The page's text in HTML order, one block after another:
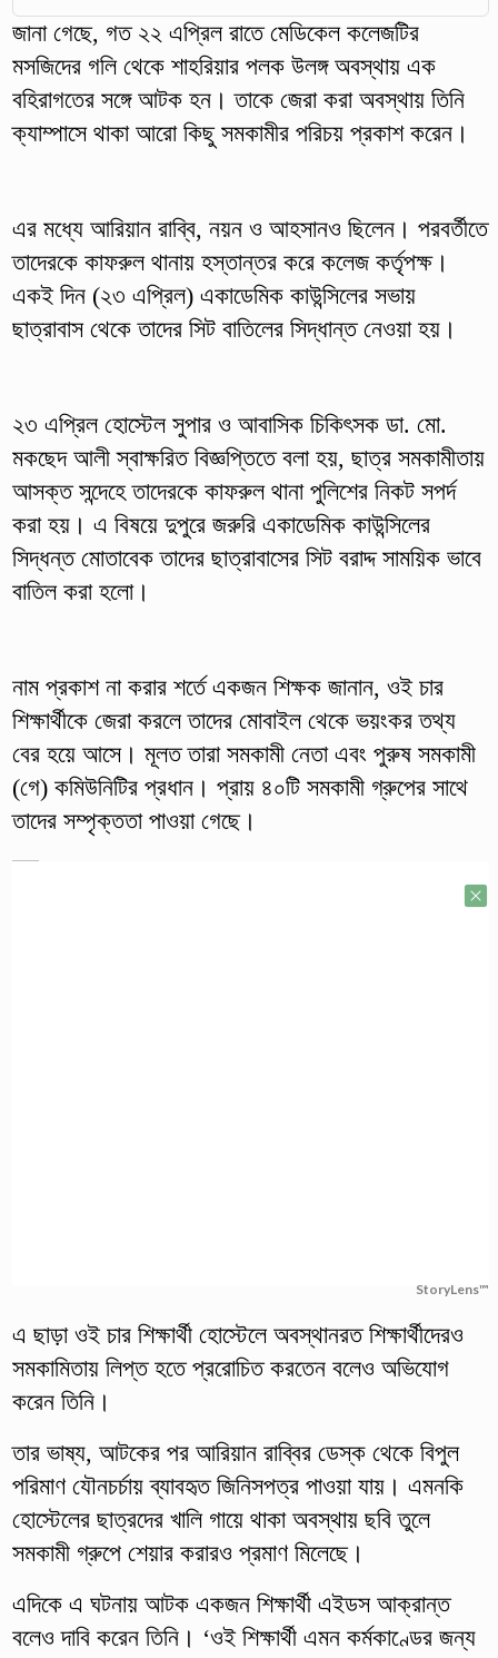
জানা গেছে, গত ২২ এপ্রিল রাতে মেডিকেল কলেজটির
মসজিদের গলি থেকে শাহরিয়ার পলক উলঙ্গ অবস্থায় এক
বহিরাগতের সঙ্গে আটক হন। তাকে জেরা করা অবস্থায় তিনি
ক্যাম্পাসে থাকা আরো কিছু সমকামীর পরিচয় প্রকাশ করেন।
এর মধ্যে আরিয়ান রাব্বি, নয়ন ও আহসানও ছিলেন। পরবর্তীতে
তাদেরকে কাফরুল থানায় হস্তান্তর করে কলেজ কর্তৃপক্ষ।
একই দিন (২৩ এপ্রিল) একাডেমিক কাউন্সিলের সভায়
ছাত্রাবাস থেকে তাদের সিট বাতিলের সিদ্ধান্ত নেওয়া হয়।
২৩ এপ্রিল হোস্টেল সুপার ও আবাসিক চিকিৎসক ডা. মো.
মকছেদ আলী স্বাক্ষরিত বিজ্ঞপ্তিতে বলা হয়, ছাত্র সমকামীতায়
আসক্ত সন্দেহে তাদেরকে কাফরুল থানা পুলিশের নিকট সপর্দ
করা হয়। এ বিষয়ে দুপুরে জরুরি একাডেমিক কাউন্সিলের
সিদ্ধন্ত মোতাবেক তাদের ছাত্রাবাসের সিট বরাদ্দ সাময়িক ভাবে
বাতিল করা হলো।
নাম প্রকাশ না করার শর্তে একজন শিক্ষক জানান, ওই চার
শিক্ষার্থীকে জেরা করলে তাদের মোবাইল থেকে ভয়ংকর তথ্য
বের হয়ে আসে। মূলত তারা সমকামী নেতা এবং পুরুষ সমকামী
(গে) কমিউনিটির প্রধান। প্রায় ৪০টি সমকামী গ্রুপের সাথে
তাদের সম্পৃক্ততা পাওয়া গেছে।
StoryLens™
এ ছাড়া ওই চার শিক্ষার্থী হোস্টেলে অবস্থানরত শিক্ষার্থীদেরও
সমকামিতায় লিপ্ত হতে প্ররোচিত করতেন বলেও অভিযোগ
করেন তিনি।
তার ভাষ্য, আটকের পর আরিয়ান রাব্বির ডেস্ক থেকে বিপুল
পরিমাণ যৌনচর্চায় ব্যাবহৃত জিনিসপত্র পাওয়া যায়। এমনকি
হোস্টেলের ছাত্রদের খালি গায়ে থাকা অবস্থায় ছবি তুলে
সমকামী গ্রুপে শেয়ার করারও প্রমাণ মিলেছে।
এদিকে এ ঘটনায় আটক একজন শিক্ষার্থী এইডস আক্রান্ত
বলেও দাবি করেন তিনি। ‘ওই শিক্ষার্থী এমন কর্মকাণ্ডের জন্য